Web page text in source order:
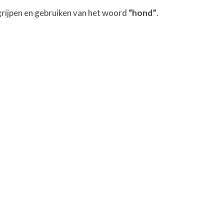
en gebruiken van het woord “hond”.